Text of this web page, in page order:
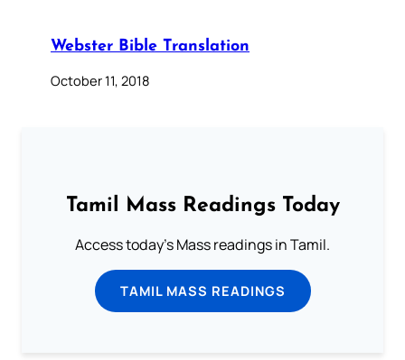
Webster Bible Translation
October 11, 2018
Tamil Mass Readings Today
Access today's Mass readings in Tamil.
TAMIL MASS READINGS